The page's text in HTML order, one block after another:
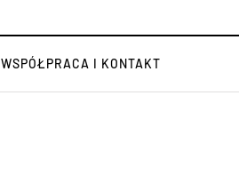
WSPÓŁPRACA I KONTAKT